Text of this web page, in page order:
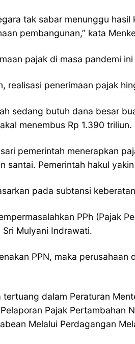
tak sabar menunggu
pembangunan,” kata
pajak di masa pandemi
realisasi penerimaan pajak
sedang butuh dana besar
menembus Rp 1.390 triliun.
pemerintah menerapkan
santai. Pemerintah hakul
pada subtansi
PPh (Pajak
Sri Mulyani Indrawati.
PPN, maka
dalam Peraturan
Pajak Pertambahan
Melalui Perdagangan